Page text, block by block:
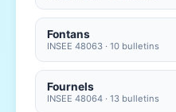
Fontans
INSEE 48063 · 10 bulletins
Fournels
INSEE 48064 · 13 bulletins